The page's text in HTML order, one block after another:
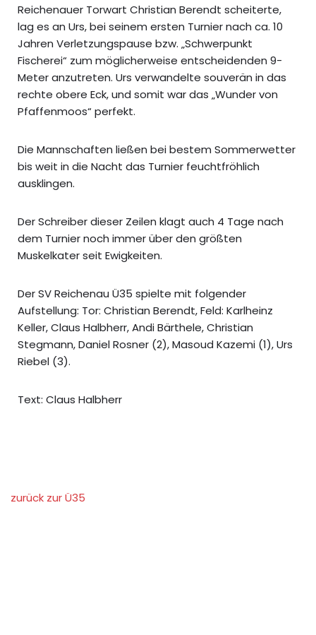
Reichenauer Torwart Christian Berendt scheiterte,
lag es an Urs, bei seinem ersten Turnier nach ca. 10
Jahren Verletzungspause bzw. „Schwerpunkt
Fischerei“ zum möglicherweise entscheidenden 9-
Meter anzutreten. Urs verwandelte souverän in das
rechte obere Eck, und somit war das „Wunder von
Pfaffenmoos“ perfekt.
Die Mannschaften ließen bei bestem Sommerwetter
bis weit in die Nacht das Turnier feuchtfröhlich
ausklingen.
Der Schreiber dieser Zeilen klagt auch 4 Tage nach
dem Turnier noch immer über den größten
Muskelkater seit Ewigkeiten.
Der SV Reichenau Ü35 spielte mit folgender
Aufstellung: Tor: Christian Berendt, Feld: Karlheinz
Keller, Claus Halbherr, Andi Bärthele, Christian
Stegmann, Daniel Rosner (2), Masoud Kazemi (1), Urs
Riebel (3).
Text: Claus Halbherr
zurück zur Ü35